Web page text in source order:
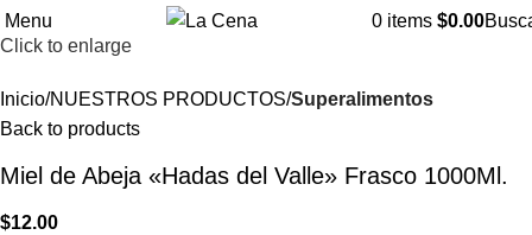
Menu 0 items $0.00
Click to enlarge
Inicio NUESTROS PRODUCTOS Superalimentos
Back to products
Miel de Abeja «Hadas del Valle» Frasco 1000Ml.
$12.00